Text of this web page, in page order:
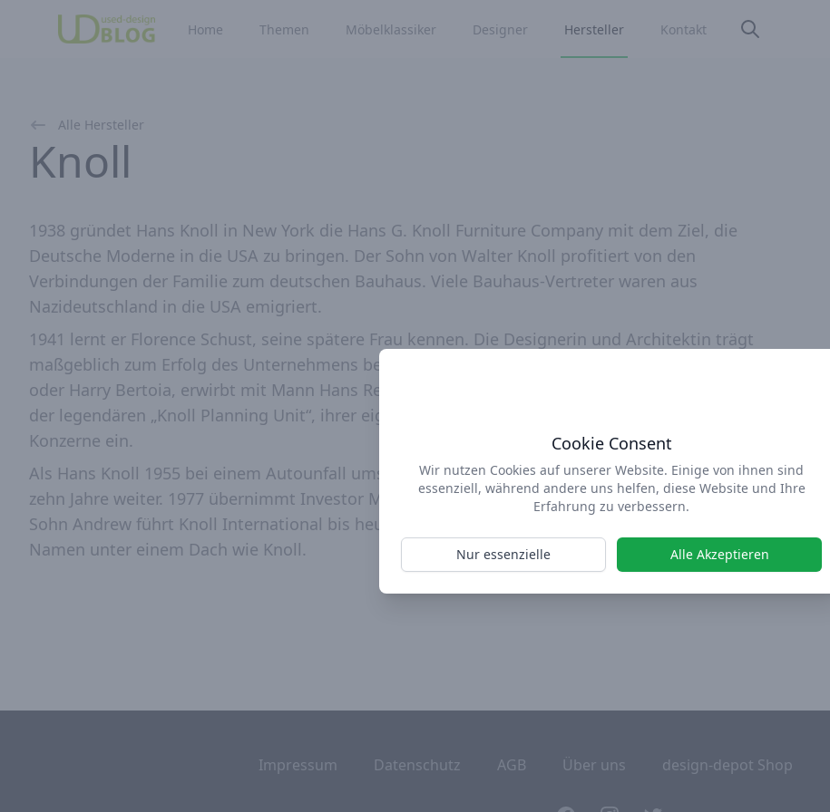
Home Themen Möbelklassiker Designer Hersteller Kontakt
Alle Hersteller
Knoll
1938 gründet Hans Knoll in New York die Hans G. Knoll Furniture Company mit dem Ziel, die
Deutsche Moderne in die USA zu bringen. Der Sohn von Walter Knoll profitiert von den
Verbindungen der Familie zum deutschen Bauhaus. Viele Bauhaus-Vertreter waren aus
Nazideutschland in die USA emigriert.
1941 lernt er Florence Schust, seine spätere Frau kennen. Die Designerin und Architektin trägt
maßgeblich zum Erfolg des Unternehmens bei. Sie fördert junge Designern wie Eero Saarinen
oder Harry Bertoia, erwirbt mit Mann Hans Rechte an den alten Bauhausmöbeln und richtet mit
der legendären „Knoll Planning Unit“, ihrer eigenen Planungsabteilung, die Büros großer
Konzerne ein.
Als Hans Knoll 1955 bei einem Autounfall ums Leben kommt, führt Florence Knoll die Firma noch
zehn Jahre weiter. 1977 übernimmt Investor Marshall Cogan das florierende Unternehmen. Sein
Sohn Andrew führt Knoll International bis heute. Kaum ein Möbelhersteller vereint so viele große
Namen unter einem Dach wie Knoll.
Impressum Datenschutz AGB Über uns design-depot Shop
Cookie Consent
Wir nutzen Cookies auf unserer Website. Einige von ihnen sind
essenziell, während andere uns helfen, diese Website und Ihre
Erfahrung zu verbessern.
Alle Akzeptieren
Nur essenzielle